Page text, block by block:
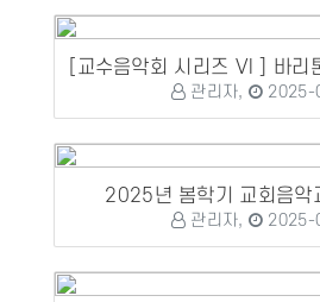
관리자, 2025-
2025년 봄학기 교회음악
관리자, 2025-